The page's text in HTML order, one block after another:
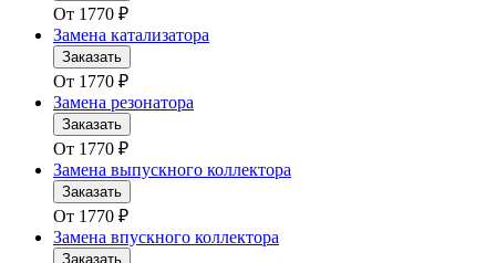
От 1770 ₽
Замена катализатора
Заказать
От 1770 ₽
Замена резонатора
Заказать
От 1770 ₽
Замена выпускного коллектора
Заказать
От 1770 ₽
Замена впускного коллектора
Заказать